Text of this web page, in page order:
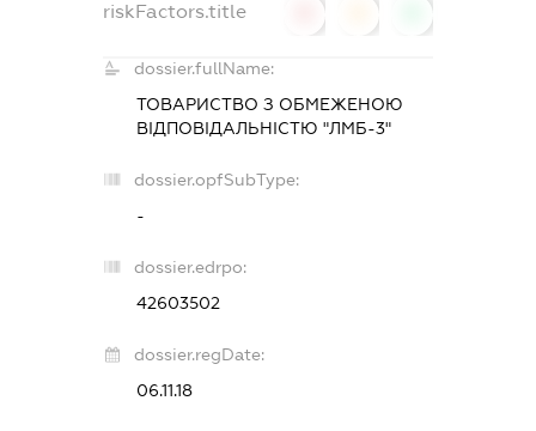
riskFactors.title
dossier.fullName:
ТОВАРИСТВО З ОБМЕЖЕНОЮ
ВІДПОВІДАЛЬНІСТЮ "ЛМБ-3"
dossier.opfSubType:
-
dossier.edrpo:
42603502
dossier.regDate:
06.11.18